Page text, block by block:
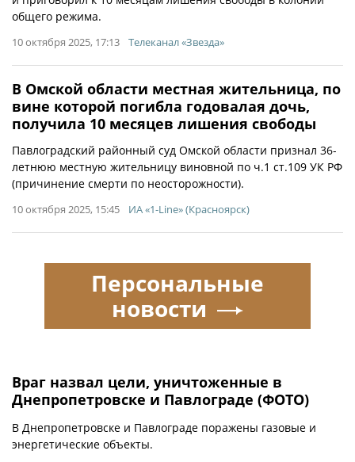
общего режима.
10 октября 2025, 17:13 Телеканал «Звезда»
В Омской области местная жительница, по
вине которой погибла годовалая дочь,
получила 10 месяцев лишения свободы
Павлоградский районный суд Омской области признал 36-
летнюю местную жительницу виновной по ч.1 ст.109 УК РФ
(причинение смерти по неосторожности).
10 октября 2025, 15:45 ИА «1-Line» (Красноярск)
Враг назвал цели, уничтоженные в
Днепропетровске и Павлограде (ФОТО)
В Днепропетровске и Павлограде поражены газовые и
энергетические объекты.
Персональные
новости